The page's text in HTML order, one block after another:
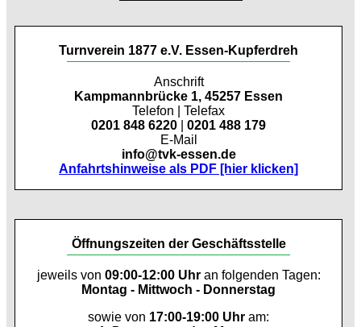
Turnverein 1877 e.V. Essen-Kupferdreh
Anschrift
Kampmannbrücke 1, 45257 Essen
Telefon | Telefax
0201 848 6220
0201 488 179
E-Mail
info@tvk-essen.de
Anfahrtshinweise als PDF [hier klicken]
Öffnungszeiten der Geschäftsstelle
jeweils von 09:00-12:00 Uhran folgenden Tagen:
Montag - Mittwoch - Donnerstag
sowie von 17:00-19:00 Uhr am: